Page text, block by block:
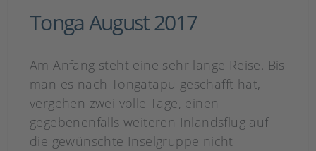
Tonga August 2017
Am Anfang steht eine sehr lange Reise. Bis
man es nach Tongatapu geschafft hat,
vergehen zwei volle Tage, einen
gegebenenfalls weiteren Inlandsflug auf
die gewünschte Inselgruppe nicht